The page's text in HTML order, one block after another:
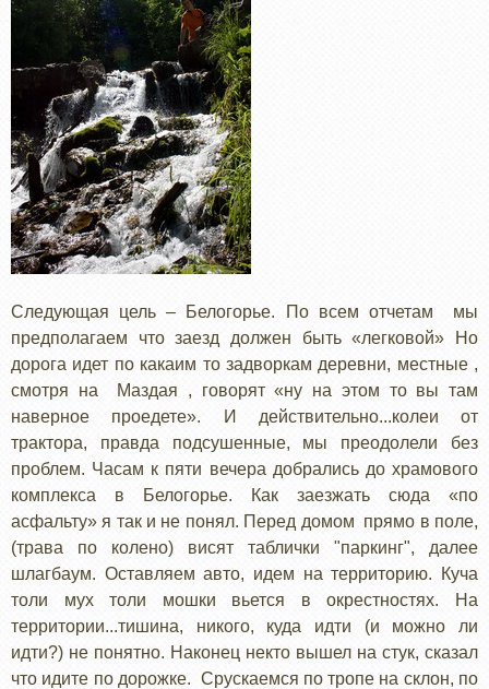
Следующая цель – Белогорье. По всем отчетам мы
предполагаем что заезд должен быть «легковой» Но
дорога идет по какаим то задворкам деревни, местные ,
смотря на Маздая , говорят «ну на этом то вы там
наверное проедете». И действительно...колеи от
трактора, правда подсушенные, мы преодолели без
проблем. Часам к пяти вечера добрались до храмового
комплекса в Белогорье. Как заезжать сюда «по
асфальту» я так и не понял. Перед домом прямо в поле,
(трава по колено) висят таблички "паркинг", далее
шлагбаум. Оставляем авто, идем на территорию. Куча
толи мух толи мошки вьется в окрестностях. На
территории...тишина, никого, куда идти (и можно ли
идти?) не понятно. Наконец некто вышел на стук, сказал
что идите по дорожке. Срускаемся по тропе на склон, по